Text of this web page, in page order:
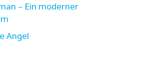
– Ein moderner
Angel